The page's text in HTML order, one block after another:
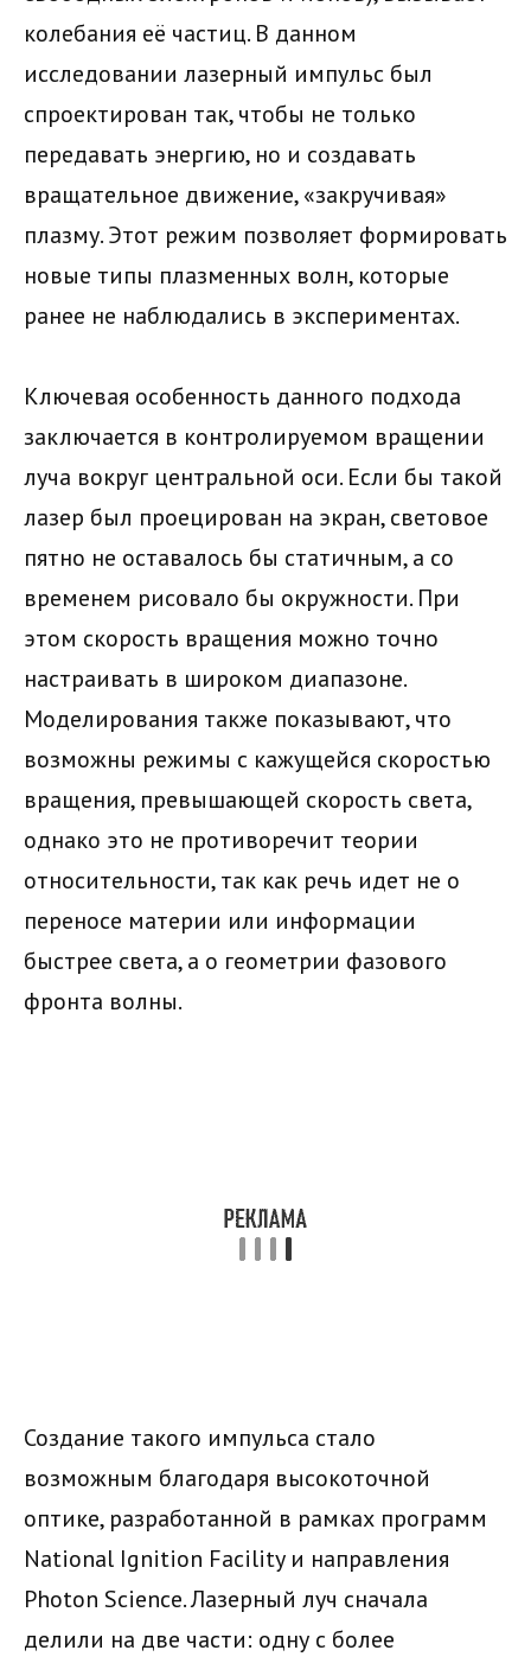
колебания её частиц. В данном
исследовании лазерный импульс был
спроектирован так, чтобы не только
передавать энергию, но и создавать
вращательное движение, «закручивая»
плазму. Этот режим позволяет формировать
новые типы плазменных волн, которые
ранее не наблюдались в экспериментах.
Ключевая особенность данного подхода
заключается в контролируемом вращении
луча вокруг центральной оси. Если бы такой
лазер был проецирован на экран, световое
пятно не оставалось бы статичным, а со
временем рисовало бы окружности. При
этом скорость вращения можно точно
настраивать в широком диапазоне.
Моделирования также показывают, что
возможны режимы с кажущейся скоростью
вращения, превышающей скорость света,
однако это не противоречит теории
относительности, так как речь идет не о
переносе материи или информации
быстрее света, а о геометрии фазового
фронта волны.
Создание такого импульса стало
возможным благодаря высокоточной
оптике, разработанной в рамках программ
National Ignition Facility и направления
Photon Science. Лазерный луч сначала
делили на две части: одну с более